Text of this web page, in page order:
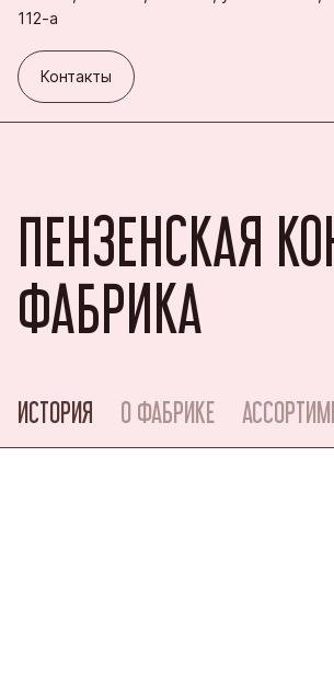
112-а
Контакты
ПЕНЗЕНСКАЯ
ФАБРИКА
ИСТОРИЯ О ФАБРИКЕ